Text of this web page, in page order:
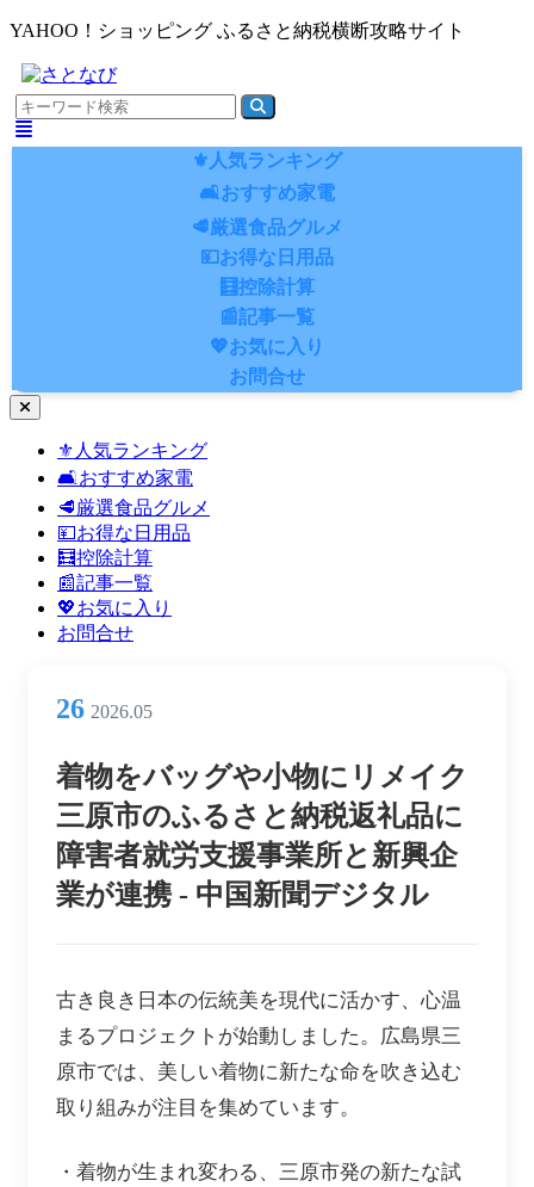
YAHOO！ショッピング ふるさと納税横断攻略サイト
⚜️人気ランキング
🛋️おすすめ家電
🥩厳選食品グルメ
💴お得な日用品
🧮控除計算
📰記事一覧
💖お気に入り
お問合せ
ナ
⚜️人気ランキング
🛋️おすすめ家電
🥩厳選食品グルメ
💴お得な日用品
🧮控除計算
📰記事一覧
💖お気に入り
お問合せ
26 2026.05
着物をバッグや小物にリメイク
三原市のふるさと納税返礼品に
障害者就労支援事業所と新興企
業が連携 - 中国新聞デジタル
古き良き日本の伝統美を現代に活かす、心温
まるプロジェクトが始動しました。広島県三
原市では、美しい着物に新たな命を吹き込む
取り組みが注目を集めています。
・着物が生まれ変わる、三原市発の新たな試